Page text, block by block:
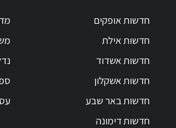
חדשות אופקים
חדשות אילת
חדשות אשדוד
חדשות אשקלון
חדשות באר שבע
חדשות דימונה